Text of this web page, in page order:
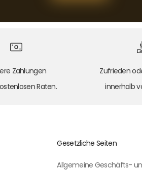
Zahlungen
Raten.
Zufrieden
innerhalb
Gesetzliche Seiten
Allgemeine Geschäfts-